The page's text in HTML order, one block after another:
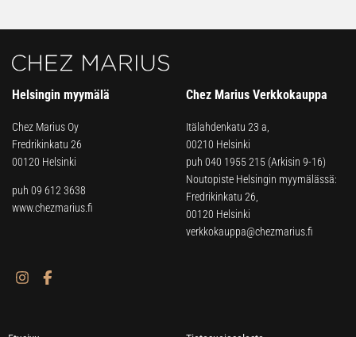
Helsingin myymälä
Chez Marius Oy
Fredrikinkatu 26
00120 Helsinki
puh 09 612 3638
www.chezmarius.fi
Chez Marius Verkkokauppa
Itälahdenkatu 23 a,
00210 Helsinki
puh 040 1955 215 (Arkisin 9-16)
Noutopiste Helsingin myymälässä:
Fredrikinkatu 26,
00120 Helsinki
verkkokauppa@chezmarius.fi